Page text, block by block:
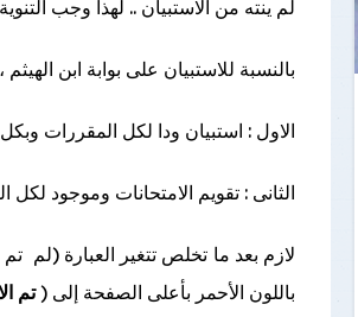
لم ينته من الاستبيان .. لهذا وجب التنوية
بالنسبة للاستبيان على بوابة ابن الهيثم
الاول : استبيان ودا لكل المقررات وبكل مقرر
الثانى : تقويم الامتحانات وموجود لكل
لازم بعد ما تخلص تتغير العبارة (لم تم
باللون الأحمر بأعلى الصفحة إلى (تم